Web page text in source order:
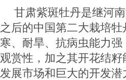
甘肃紫斑牡丹是继河
之后的中国第二大栽培
寒、耐旱、抗病虫能力
观赏性，加之其开花结
发展市场和巨大的开发潜